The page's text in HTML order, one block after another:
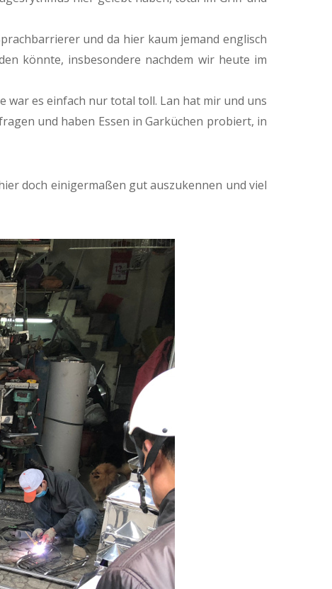
und da hier kaum jemand englisch
könnte, insbesondere nachdem wir heute im
war es einfach nur total toll. Lan hat mir und uns
und haben Essen in Garküchen probiert, in
doch einigermaßen gut auszukennen und viel